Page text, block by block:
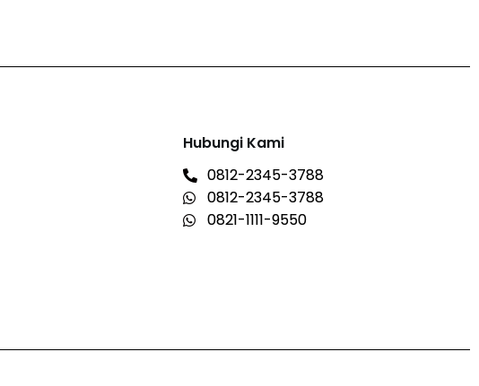
Hubungi Kami
0812-2345-3788
0812-2345-3788
0821-1111-9550